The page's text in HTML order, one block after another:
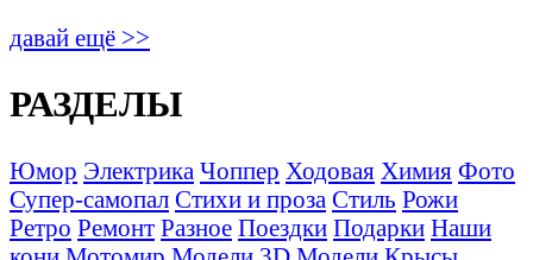
давай ещё >>
РАЗДЕЛЫ
Юмор Электрика Чоппер Ходовая Химия Фото
Супер-самопал Стихи и проза Стиль Рожи
Ретро Ремонт Разное Поездки Подарки Наши